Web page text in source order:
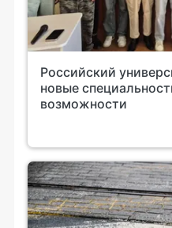
Российский
новые
возможности